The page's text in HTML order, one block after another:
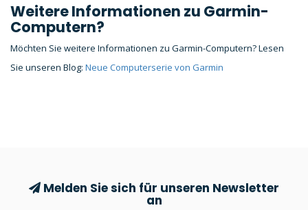
Weitere Informationen zu Garmin-
Computern?
Möchten Sie weitere Informationen zu Garmin-Computern? Lesen
Sie unseren Blog: Neue Computerserie von Garmin
Melden Sie sich für unseren Newsletter
an